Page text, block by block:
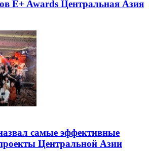
E+ Awards Центральная Азия
самые эффективные
Центральной Азии